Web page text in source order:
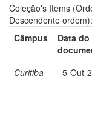
Coleção's Items
Descendente
Câmpus
Data do
Curitiba 5-Out-